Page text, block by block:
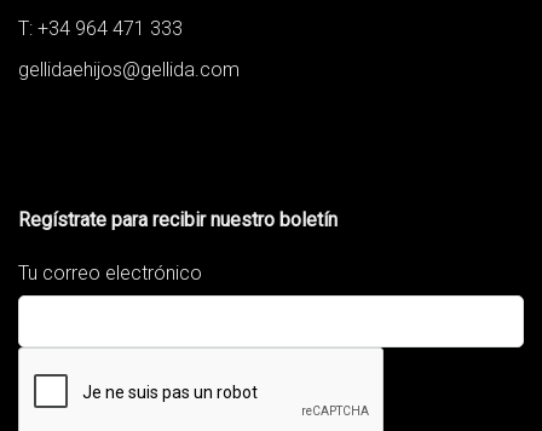
T: +34 964 471 333
gellidaehijos@gellida.com
Regístrate para recibir nuestro boletín
Tu correo electrónico